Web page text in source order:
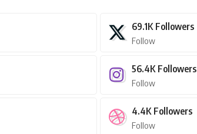
69.1K Followers
Follow
56.4K Followers
Follow
4.4K Followers
Follow